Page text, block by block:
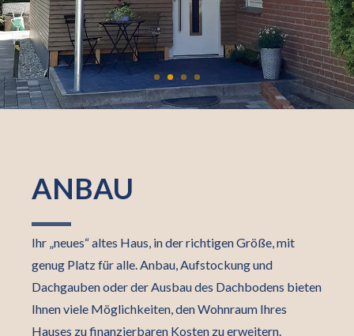
ANBAU
Ihr „neues“ altes Haus, in der richtigen Größe, mit
genug Platz für alle. Anbau, Aufstockung und
Dachgauben oder der Ausbau des Dachbodens bieten
Ihnen viele Möglichkeiten, den Wohnraum Ihres
Hauses zu finanzierbaren Kosten zu erweitern.